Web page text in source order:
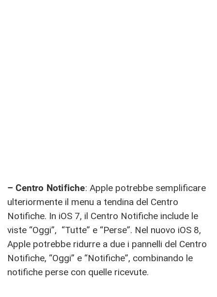
– Centro Notifiche: Apple potrebbe semplificare
ulteriormente il menu a tendina del Centro
Notifiche. In iOS 7, il Centro Notifiche include le
viste “Oggi”, “Tutte” e “Perse”. Nel nuovo iOS 8,
Apple potrebbe ridurre a due i pannelli del Centro
Notifiche, “Oggi” e “Notifiche”, combinando le
notifiche perse con quelle ricevute.